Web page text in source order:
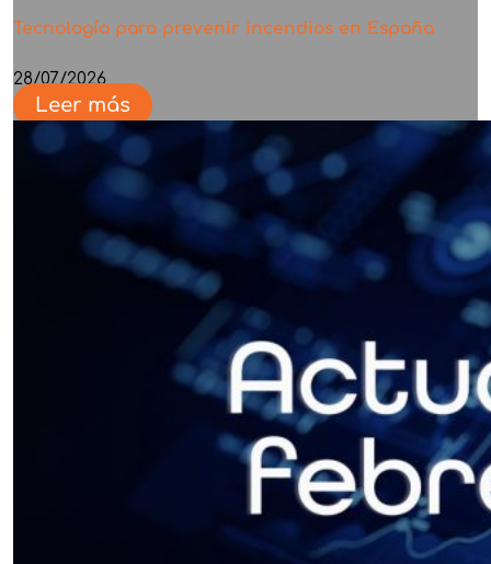
Tecnología para prevenir incendios en España
28/07/2026
Leer más